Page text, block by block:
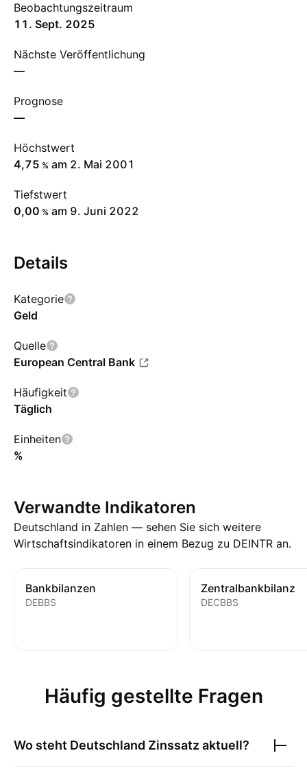
Beobachtungszeitraum
11. Sept. 2025
Nächste Veröffentlichung
—
Prognose
—
Höchstwert
4,75 % am 2. Mai 2001
Tiefstwert
0,00 % am 9. Juni 2022
Details
Kategorie
Geld
Quelle
European Central Bank
Häufigkeit
Täglich
Einheiten
%
Verwandte Indikatoren
Deutschland in Zahlen — sehen Sie sich weitere
Wirtschaftsindikatoren in einem Bezug zu DEINTR an.
Bankbilanzen
DEBBS
Zentralbankbilanz
DECBBS
Häufig gestellte Fragen
Wo steht Deutschland Zinssatzaktuell?